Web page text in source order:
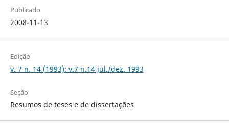
Publicado
2008-11-13
Edição
v. 7 n. 14 (1993): v.7 n.14 jul./dez. 1993
Seção
Resumos de teses e de dissertações